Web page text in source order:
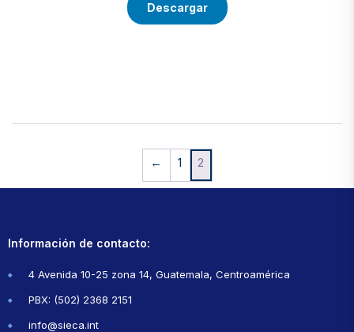
Descargar
← 1 2
Información de contacto:
4 Avenida 10-25 zona 14, Guatemala, Centroamérica
PBX: (502) 2368 2151
info@sieca.int